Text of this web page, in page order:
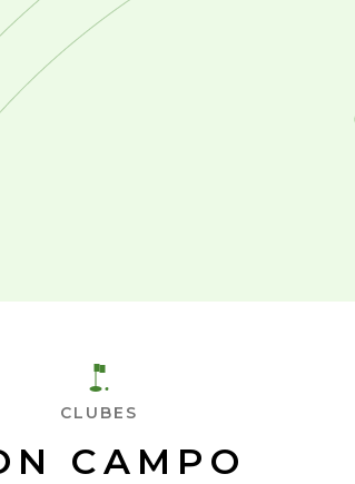
CLUBES
CAMPO